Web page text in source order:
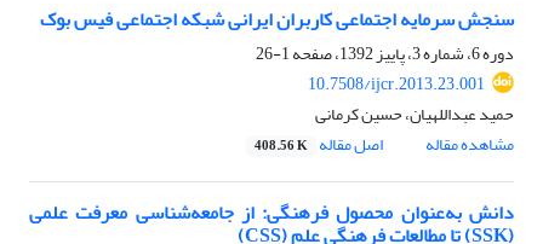
سنجش سرمایه اجتماعی کاربران ایرانی شبکه اجتماعی فیس بوک
دوره 6، شماره 3، پاییز 1392، صفحه
1-26
10.7508/ijcr.2013.23.001
حمید عبداللهیان، حسین کرمانی
مشاهده مقاله
اصل مقاله 408.56 K
دانش به‌عنوان محصول فرهنگی: از جامعه‌شناسی معرفت علمی
(SSK) تا مطالعات فرهنگی علم (CSS)